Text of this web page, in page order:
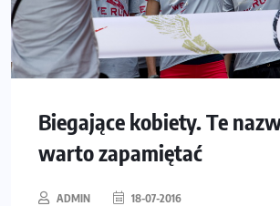
Biegające kobiety. Te
warto zapamiętać
ADMIN 18-07-2016